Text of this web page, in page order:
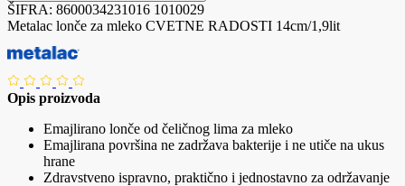
ŠIFRA: 8600034231016 1010029
Metalac lonče za mleko CVETNE RADOSTI 14cm/1,9lit
Opis proizvoda
Emajlirano lonče od čeličnog lima za mleko
Emajlirana površina ne zadržava bakterije i ne utiče na ukus
hrane
Zdravstveno ispravno, praktično i jednostavno za održavanje